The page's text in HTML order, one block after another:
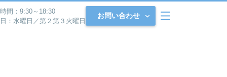
間：9:30～18:30
：水曜日／第２第３火曜日
お問い合わせ